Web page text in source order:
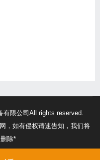
有限公司All rights reserved.
，如有侵权请速告知，我们将
除*